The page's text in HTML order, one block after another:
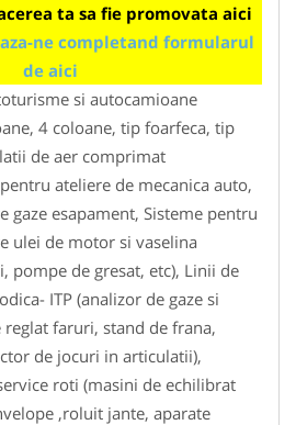
ta sa fie promovata aici
ne completand formularul
de aici
si autocamioane
4 coloane, tip foarfeca, tip
de aer comprimat
ateliere de mecanica auto,
gaze esapament, Sisteme pentru
ulei de motor si vaselina
pompe de gresat, etc), Linii de
ITP (analizor de gaze si
faruri, stand de frana,
de jocuri in articulatii),
roti (masini de echilibrat
,roluit jante, aparate